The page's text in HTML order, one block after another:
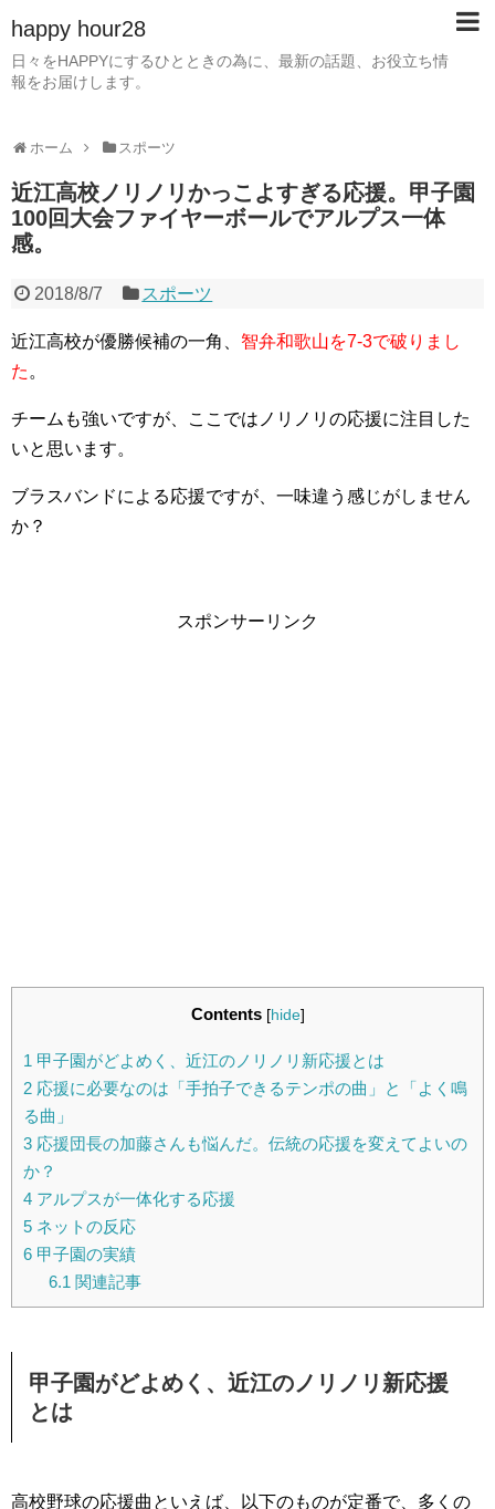
happy hour28
日々をHAPPYにするひとときの為に、最新の話題、お役立ち情
報をお届けします。
ホーム スポーツ
近江高校ノリノリかっこよすぎる応援。甲子園
100回大会ファイヤーボールでアルプス一体
感。
2018/8/7 スポーツ
近江高校が優勝候補の一角、 智弁和歌山を7-3で破りまし
た 。
チームも強いですが、ここではノリノリの応援に注目した
いと思います。
ブラスバンドによる応援ですが、一味違う感じがしません
か？
スポンサーリンク
Contents [hide]
1 甲子園がどよめく、近江のノリノリ新応援とは
2 応援に必要なのは「手拍子できるテンポの曲」と「よく鳴
る曲」
3 応援団長の加藤さんも悩んだ。伝統の応援を変えてよいの
か？
4 アルプスが一体化する応援
5 ネットの反応
6 甲子園の実績
6.1 関連記事
甲子園がどよめく、近江のノリノリ新応援
とは
高校野球の応援曲といえば、以下のものが定番で、多くの